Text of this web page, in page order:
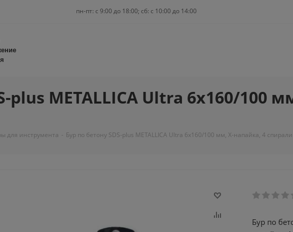
пн-пт: c 9:00 до 18:00; сб: с 10:00 до 14:00
plus METALLICA Ultra 6х160/100
для инструмента - Бур по бетону SDS-plus METALLICA Ultra 6х160/100 мм, Х-напайка, 4 спирали
Бур по